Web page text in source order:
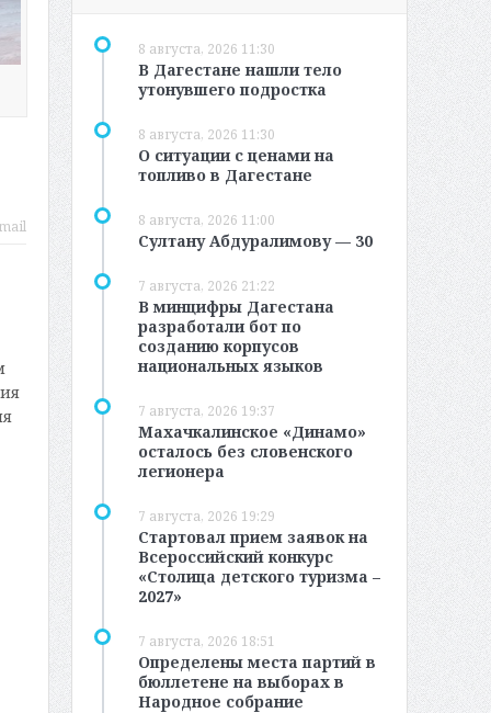
8 августа, 2026 11:30
В Дагестане нашли тело
утонувшего подростка
8 августа, 2026 11:30
О ситуации с ценами на
топливо в Дагестане
8 августа, 2026 11:00
Султану Абдуралимову — 30
7 августа, 2026 21:22
В минцифры Дагестана
разработали бот по
созданию корпусов
национальных языков
7 августа, 2026 19:37
Махачкалинское «Динамо»
осталось без словенского
легионера
7 августа, 2026 19:29
Стартовал прием заявок на
Всероссийский конкурс
«Столица детского туризма –
2027»
7 августа, 2026 18:51
Определены места партий в
бюллетене на выборах в
Народное собрание